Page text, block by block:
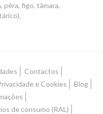
pêra, figo, tâmara,
Contactos
e Cookies
Blog
de consumo (RAL)